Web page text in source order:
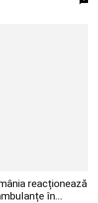
reacționează
în...